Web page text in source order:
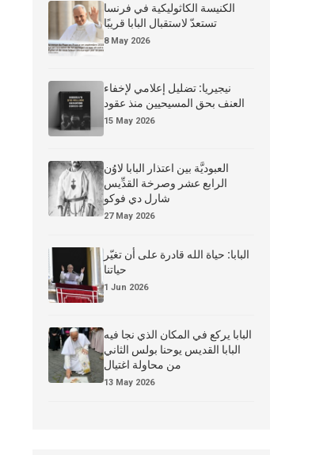
الكنيسة الكاثوليكية في فرنسا
تستعدّ لاستقبال البابا قريبًا
8 May 2026
نيجيريا: تضليل إعلامي لإخفاء
العنف بحق المسيحيين منذ عقود
15 May 2026
العبوديَّة بين اعتذار البابا لاوُن
الرابع عشر وصرخة القدِّيس
شارل دي فوكو
27 May 2026
البابا: حياة الله قادرة على أن تغيّر
حياتنا
1 Jun 2026
البابا يركع في المكان الذي نجا فيه
البابا القديس يوحنا بولس الثاني
من محاولة اغتيال
13 May 2026